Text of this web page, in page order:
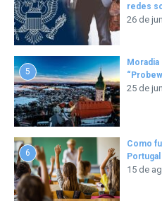
redes
26 de
5
Moradia
25 de
6
Como
Portugal
15 de